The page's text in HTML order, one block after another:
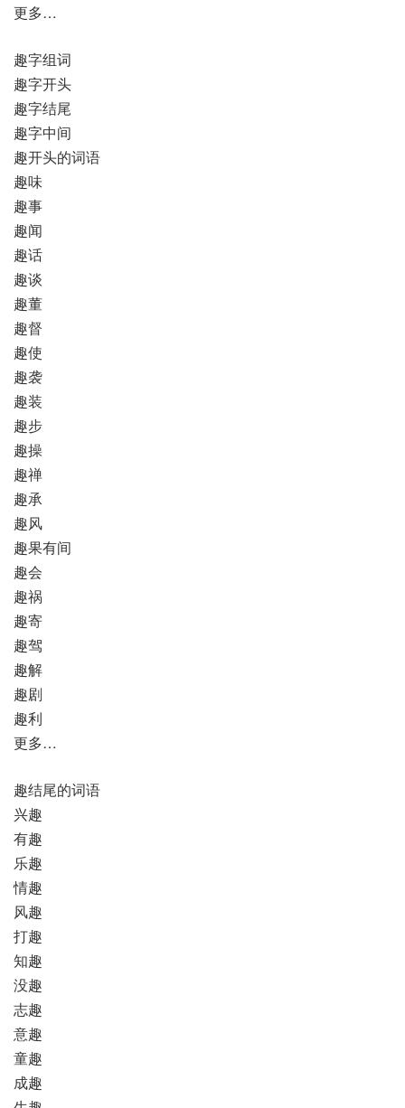
更多…
趣字组词
趣字开头
趣字结尾
趣字中间
趣开头的词语
趣味
趣事
趣闻
趣话
趣谈
趣董
趣督
趣使
趣袭
趣装
趣步
趣操
趣禅
趣承
趣风
趣果有间
趣会
趣祸
趣寄
趣驾
趣解
趣剧
趣利
更多…
趣结尾的词语
兴趣
有趣
乐趣
情趣
风趣
打趣
知趣
没趣
志趣
意趣
童趣
成趣